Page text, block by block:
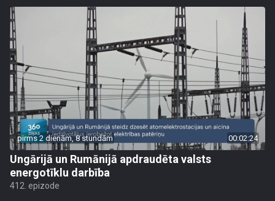
pirms 2 dienām, 8 stundām 00:02:24
Ungārijā un Rumānijā apdraudēta valsts
energotīklu darbība
412. epizode